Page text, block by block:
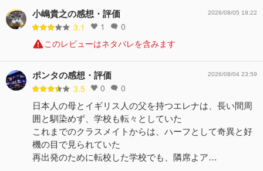
小嶋貴之の感想・評価
3.1 1 0
2026/08/05 19:22
このレビューはネタバレを含みます
ポンタの感想・評価
3.5 0 0
2026/08/04 23:59
日本人の母とイギリス人の父を持つエレナは、長い間周
囲と馴染めず、学校も転々としていた
これまでのクラスメイトからは、ハーフとして奇異と好
機の目で見られていた
再出発のために転校した学校でも、隣席よア…